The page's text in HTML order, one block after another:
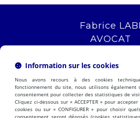
Fabrice LABI
AVOCAT
13006 MARSEILLE
NOUS
PRÉSENTATION EXPERTISES
Information sur les cookies
Nous avons recours à des cookies
fonctionnement du site, nous utilisons également
consentement pour collecter des statistiques de
Cliquez ci-dessous sur « ACCEPTER » pour
cookies ou sur « CONFIGURER » pour choisir
consentement seront déposés (cookies